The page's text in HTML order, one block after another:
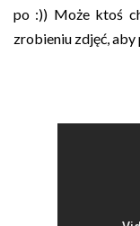
po :)) Może ktoś
zrobieniu zdjęć,